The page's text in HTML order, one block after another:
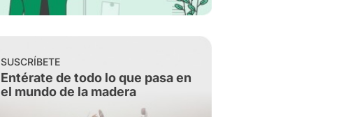
SUSCRÍBETE
Entérate de todo lo que pasa en
el mundo de la madera